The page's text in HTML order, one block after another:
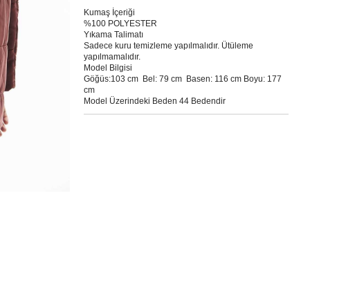
Kumaş İçeriği
%100 POLYESTER
Yıkama Talimatı
Sadece kuru temizleme yapılmalıdır. Ütüleme
yapılmamalıdır.
Model Bilgisi
Göğüs:103 cm Bel: 79 cm Basen: 116 cm Boyu: 177
cm
Model Üzerindeki Beden 44 Bedendir